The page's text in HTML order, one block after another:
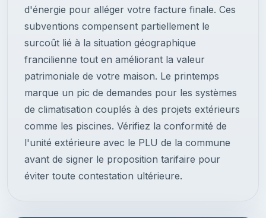
d'énergie pour alléger votre facture finale. Ces
subventions compensent partiellement le
surcoût lié à la situation géographique
francilienne tout en améliorant la valeur
patrimoniale de votre maison. Le printemps
marque un pic de demandes pour les systèmes
de climatisation couplés à des projets extérieurs
comme les piscines. Vérifiez la conformité de
l'unité extérieure avec le PLU de la commune
avant de signer le proposition tarifaire pour
éviter toute contestation ultérieure.